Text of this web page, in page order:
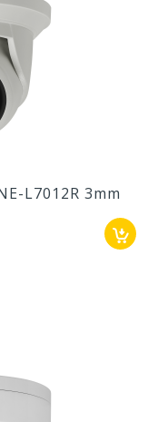
L7012R 3mm